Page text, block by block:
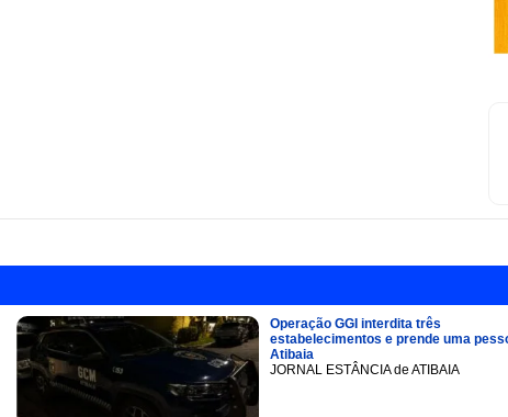
Operação GGI interdita três
estabelecimentos e prende uma
Atibaia
JORNAL ESTÂNCIA de ATIBAIA